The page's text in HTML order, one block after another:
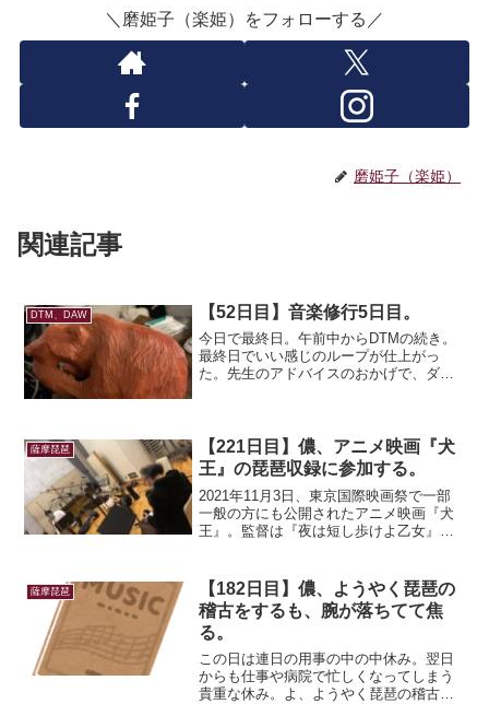
＼磨姫子（楽姫）をフォローする／
磨姫子（楽姫）
関連記事
DTM、DAW 【52日目】音楽修行5日目。
今日で最終日。午前中からDTMの続き。
最終日でいい感じのループが仕上がっ
た。先生のアドバイスのおかげで、ダサ
イカす曲を作って先生に評...
薩摩琵琶
【221日目】儂、アニメ映画『犬
王』の琵琶収録に参加する。
2021年11月3日、東京国際映画祭で一部
一般の方にも公開されたアニメ映画『犬
王』。監督は『夜は短し歩けよ乙女』
ゃん』や『韋駄天』等を手掛けた大友良
英。声優は友魚：森山...
薩摩琵琶
【182日目】儂、ようやく琵琶の
稽古をするも、腕が落ちてて焦
る。
この日は連日の用事の中の中休み。翌日
からも仕事や病院で忙しくなってしまう
貴重な休み。よ、ようやく琵琶の稽古が